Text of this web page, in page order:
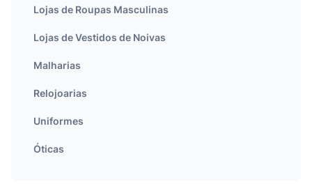
Lojas de Roupas Masculinas
Lojas de Vestidos de Noivas
Malharias
Relojoarias
Uniformes
Óticas